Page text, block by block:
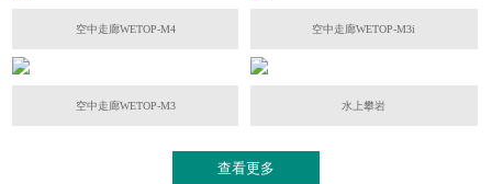
空中走廊WETOP-M4 空中走廊WETOP-M3i
空中走廊WETOP-M3 水上攀岩
查看更多